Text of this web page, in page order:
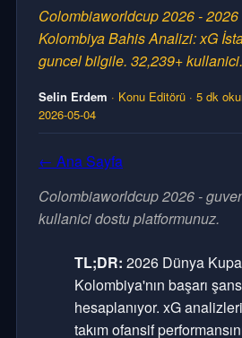
Colombiaworldcup 2026 - 2026
Kolombiya Bahis Analizi: xG
guncel bilgile. 32,239+ kullanici.
Selin Erdem · Konu Editörü · 5 dk
2026-05-04
← Ana Sayfa
Colombiaworldcup 2026 -
kullanici dostu platformunuz.
TL;DR: 2026 Dünya
Kolombiya'nın başarı
hesaplanıyor. xG
takım ofansif